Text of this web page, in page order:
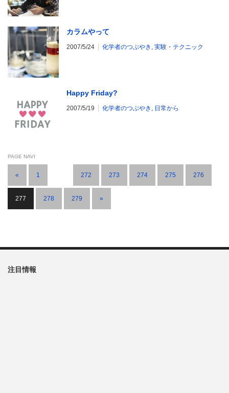
カラムやって
2007/5/24 化学者のつぶやき 実験・テクニック
Happy Friday?
2007/5/19 化学者のつぶやき 日常から
PAGE NAVI
« 1 272 273 274 275 276
277 278 279 »
注目情報